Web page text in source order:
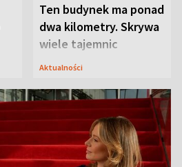
Ten budynek ma ponad
dwa kilometry. Skrywa
wiele tajemnic
Aktualności